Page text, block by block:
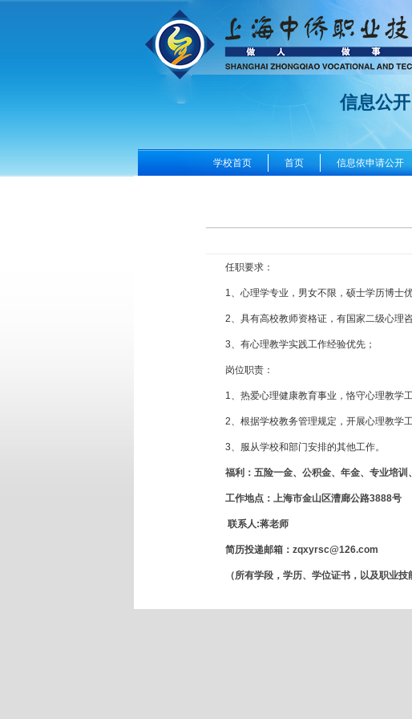
信息公开
学校首页 首页 信息依申请公开
任职要求：
1、心理学专业，男女不限，硕士学历博士优
2、具有高校教师资格证，有国家二级心理
3、有心理教学实践工作经验优先；
岗位职责：
1、热爱心理健康教育事业，恪守心理教学
2、根据学校教务管理规定，开展心理教学工
3、服从学校和部门安排的其他工作。
福利： 五险一金、公积金、年金、专业培
工作地点：上海市金山区漕廊公路3888号
联系人:蒋老师
简历投递邮箱：zqxyrsc@126.com
（所有学段，学历、学位证书，以及职业